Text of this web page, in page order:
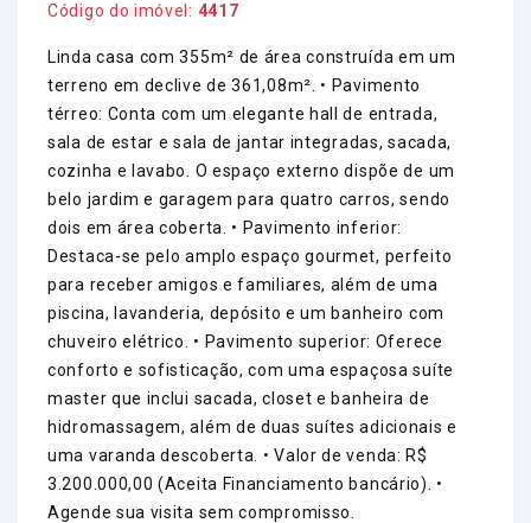
Código do imóvel: 4417
Linda casa com 355m² de área construída em um
terreno em declive de 361,08m². • Pavimento
térreo: Conta com um elegante hall de entrada,
sala de estar e sala de jantar integradas, sacada,
cozinha e lavabo. O espaço externo dispõe de um
belo jardim e garagem para quatro carros, sendo
dois em área coberta. • Pavimento inferior:
Destaca-se pelo amplo espaço gourmet, perfeito
para receber amigos e familiares, além de uma
piscina, lavanderia, depósito e um banheiro com
chuveiro elétrico. • Pavimento superior: Oferece
conforto e sofisticação, com uma espaçosa suíte
master que inclui sacada, closet e banheira de
hidromassagem, além de duas suítes adicionais e
uma varanda descoberta. • Valor de venda: R$
3.200.000,00 (Aceita Financiamento bancário). •
Agende sua visita sem compromisso.